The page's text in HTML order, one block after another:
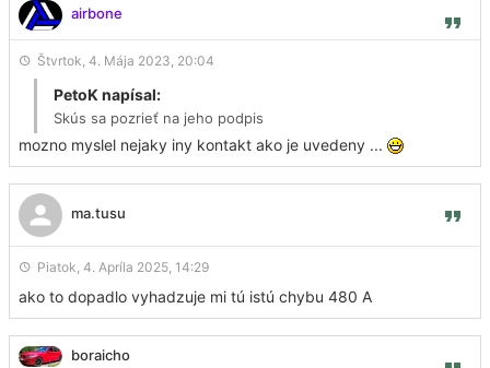
airbone
Štvrtok, 4. Mája 2023, 20:04
PetoK napísal:
Skús sa pozrieť na jeho podpis
mozno myslel nejaky iny kontakt ako je uvedeny ...
ma.tusu
Piatok, 4. Apríla 2025, 14:29
ako to dopadlo vyhadzuje mi tú istú chybu 480 A
boraicho